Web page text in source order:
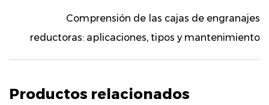
Comprensión de las cajas de engranajes
reductoras: aplicaciones, tipos y mantenimiento
Productos relacionados